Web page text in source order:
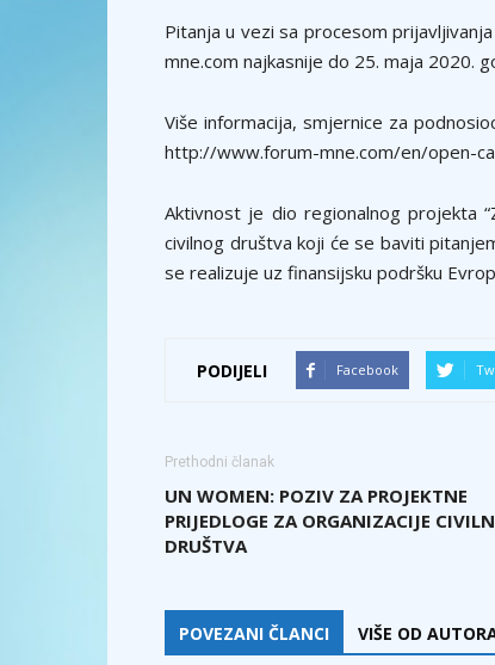
Pitanja u vezi sa procesom
mne.com najkasnije do 25. maja 2020.
Više informacija, smjernice za
http://www.forum-mne.com/en/open-
Aktivnost je dio regionalnog projekta
civilnog društva koji će se baviti
se realizuje uz finansijsku podršku
PODIJELI Facebook
Prethodni članak
UN WOMEN: POZIV ZA PROJEKTNE
PRIJEDLOGE ZA ORGANIZACIJE
DRUŠTVA
POVEZANI ČLANCI VIŠE OD